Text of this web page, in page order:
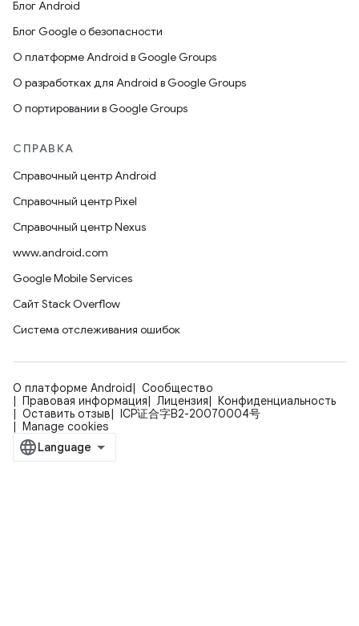
Блог Android
Блог Google о безопасности
О платформе Android в Google Groups
О разработках для Android в Google Groups
О портировании в Google Groups
СПРАВКА
Справочный центр Android
Справочный центр Pixel
Справочный центр Nexus
www.android.com
Google Mobile Services
Сайт Stack Overflow
Система отслеживания ошибок
О платформе Android
Сообщество
Правовая информация
Лицензия
Конфиденциальность
Оставить отзыв
ICP证合字B2-20070004号
Manage cookies